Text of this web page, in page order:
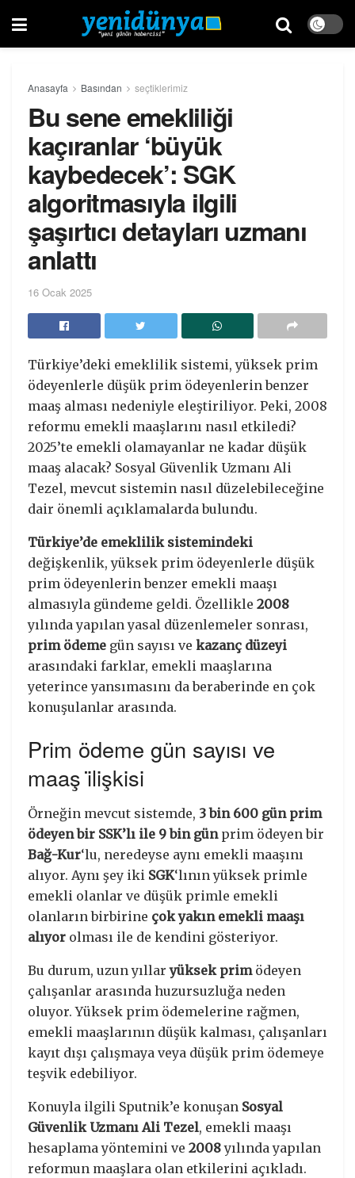
Anasayfa Basından seçtiklerimiz
Bu sene emekliliği
kaçıranlar ‘büyük
kaybedecek’: SGK
algoritmasıyla ilgili
şaşırtıcı detayları uzmanı
anlattı
16 Ocak 2025
Türkiye’deki emeklilik sistemi, yüksek prim
ödeyenlerle düşük prim ödeyenlerin benzer
maaş alması nedeniyle eleştiriliyor. Peki, 2008
reformu emekli maaşlarını nasıl etkiledi?
2025’te emekli olamayanlar ne kadar düşük
maaş alacak? Sosyal Güvenlik Uzmanı Ali
Tezel, mevcut sistemin nasıl düzelebileceğine
dair önemli açıklamalarda bulundu.
Türkiye’de emeklilik sistemindeki
değişkenlik, yüksek prim ödeyenlerle düşük
prim ödeyenlerin benzer emekli maaşı
almasıyla gündeme geldi. Özellikle 2008
yılında yapılan yasal düzenlemeler sonrası,
prim ödeme gün sayısı ve kazanç düzeyi
arasındaki farklar, emekli maaşlarına
yeterince yansımasını da beraberinde en çok
konuşulanlar arasında.
Prim ödeme gün sayısı ve
maaş i̇lişkisi
Örneğin mevcut sistemde, 3 bin 600 gün prim
ödeyen bir SSK’lı ile 9 bin günprim ödeyen bir
Bağ-Kur‘lu, neredeyse aynı emekli maaşını
alıyor. Aynı şey iki SGK‘lının yüksek primle
emekli olanlar ve düşük primle emekli
olanların birbirine çok yakın emekli maaşı
alıyor olması ile de kendini gösteriyor.
Bu durum, uzun yıllaryüksek prim ödeyen
çalışanlar arasında huzursuzluğa neden
oluyor. Yüksek prim ödemelerine rağmen,
emekli maaşlarının düşük kalması, çalışanları
kayıt dışı çalışmaya veya düşük prim ödemeye
teşvik edebiliyor.
Konuyla ilgili Sputnik’e konuşan Sosyal
Güvenlik Uzmanı Ali Tezel, emekli maaşı
hesaplama yöntemini ve 2008yılında yapılan
reformun maaşlara olan etkilerini açıkladı.